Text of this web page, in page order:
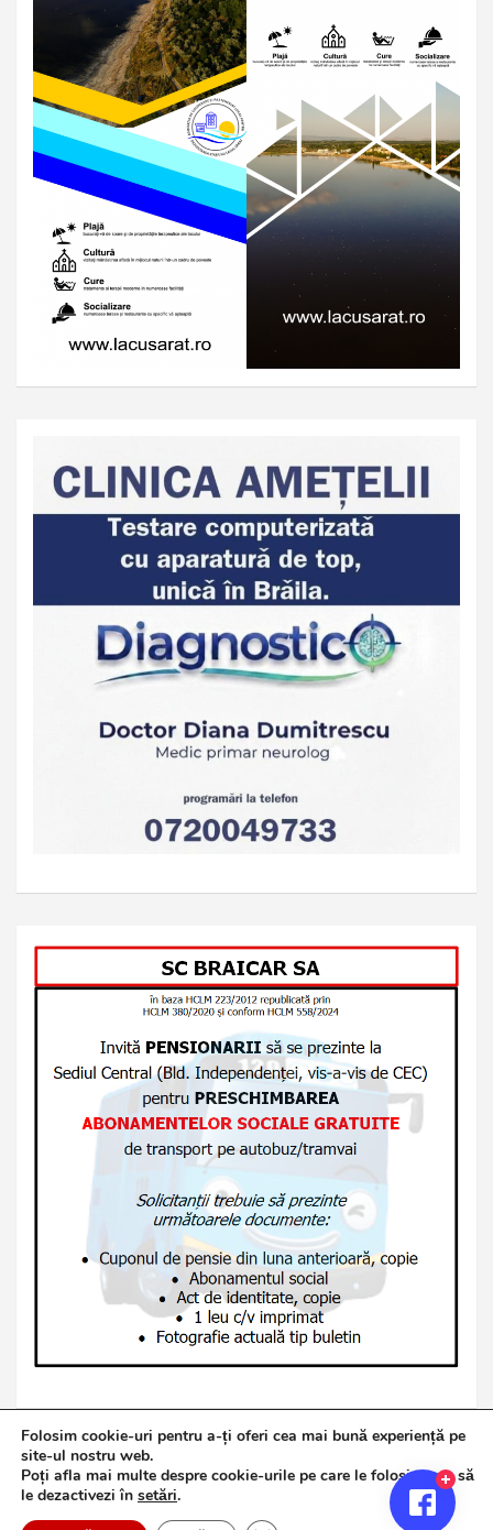
Copyright © 2026Jurnalul de Brăila
Politică de confidențialitate
Theme Horse
Folosim cookie-uri pentru a-ți oferi cea mai bună experiență pe
site-ul nostru web.
Poți afla mai multe despre cookie-urile pe care le folosim sau să
le dezactivezi în setări.